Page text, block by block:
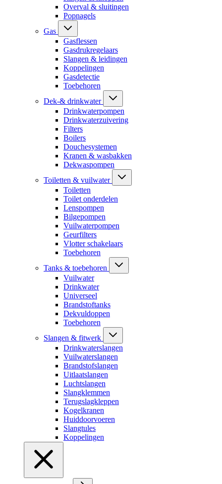
Overval & sluitingen
Popnagels
Gas
Gasflessen
Gasdrukregelaars
Slangen & leidingen
Koppelingen
Gasdetectie
Toebehoren
Dek-& drinkwater
Drinkwaterpompen
Drinkwaterzuivering
Filters
Boilers
Douchesystemen
Kranen & wasbakken
Dekwaspompen
Toiletten & vuilwater
Toiletten
Toilet onderdelen
Lenspompen
Bilgepompen
Vuilwaterpompen
Geurfilters
Vlotter schakelaars
Toebehoren
Tanks & toebehoren
Vuilwater
Drinkwater
Universeel
Brandstoftanks
Dekvuldoppen
Toebehoren
Slangen & fitwerk
Drinkwaterslangen
Vuilwaterslangen
Brandstofslangen
Uitlaatslangen
Luchtslangen
Slangklemmen
Terugslagkleppen
Kogelkranen
Huiddoorvoeren
Slangtules
Koppelingen